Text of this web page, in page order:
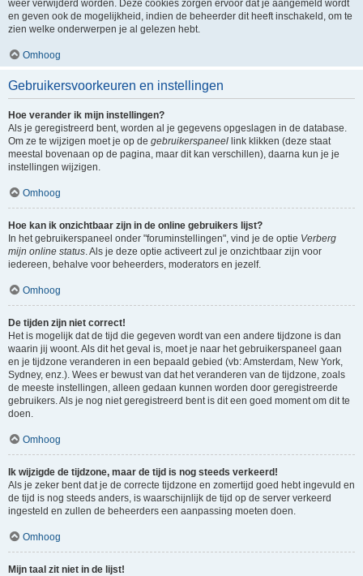
weer verwijderd worden. Deze cookies zorgen ervoor dat je aangemeld wordt
en geven ook de mogelijkheid, indien de beheerder dit heeft inschakeld, om te
zien welke onderwerpen je al gelezen hebt.
Omhoog
Gebruikersvoorkeuren en instellingen
Hoe verander ik mijn instellingen?
Als je geregistreerd bent, worden al je gegevens opgeslagen in de database.
Om ze te wijzigen moet je op de gebruikerspaneel link klikken (deze staat
meestal bovenaan op de pagina, maar dit kan verschillen), daarna kun je je
instellingen wijzigen.
Omhoog
Hoe kan ik onzichtbaar zijn in de online gebruikers lijst?
In het gebruikerspaneel onder "foruminstellingen", vind je de optie Verberg
mijn online status. Als je deze optie activeert zul je onzichtbaar zijn voor
iedereen, behalve voor beheerders, moderators en jezelf.
Omhoog
De tijden zijn niet correct!
Het is mogelijk dat de tijd die gegeven wordt van een andere tijdzone is dan
waarin jij woont. Als dit het geval is, moet je naar het gebruikerspaneel gaan
en je tijdzone veranderen in een bepaald gebied (vb: Amsterdam, New York,
Sydney, enz.). Wees er bewust van dat het veranderen van de tijdzone, zoals
de meeste instellingen, alleen gedaan kunnen worden door geregistreerde
gebruikers. Als je nog niet geregistreerd bent is dit een goed moment om dit te
doen.
Omhoog
Ik wijzigde de tijdzone, maar de tijd is nog steeds verkeerd!
Als je zeker bent dat je de correcte tijdzone en zomertijd goed hebt ingevuld en
de tijd is nog steeds anders, is waarschijnlijk de tijd op de server verkeerd
ingesteld en zullen de beheerders een aanpassing moeten doen.
Omhoog
Mijn taal zit niet in de lijst!